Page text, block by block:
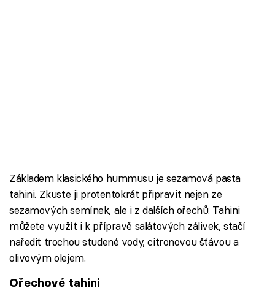
Základem klasického hummusu je sezamová pasta
tahini. Zkuste ji protentokrát připravit nejen ze
sezamových semínek, ale i z dalších ořechů. Tahini
můžete využít i k přípravě salátových zálivek, stačí
naředit trochou studené vody, citronovou šťávou a
olivovým olejem.
Ořechové tahini